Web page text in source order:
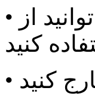
• برشته کردن آجیل طعم آن را عالی می کند اما می توانید از
• پانفورته را تا زمانی که وسط آن نرم است از فر خارج کنید